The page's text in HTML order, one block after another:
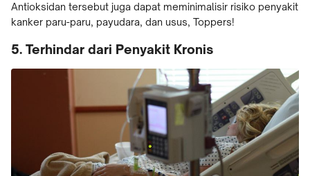
Antioksidan tersebut juga dapat meminimalisir risiko penyakit
kanker paru-paru, payudara, dan usus, Toppers!
5. Terhindar dari Penyakit Kronis